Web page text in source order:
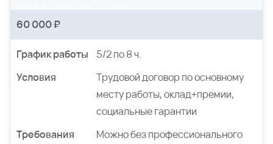
60 000 ₽
График работы
5/2 по 8 ч.
Условия
Трудовой договор по основному
месту работы, оклад+премии,
социальные гарантии
Требования
Можно без профессионального